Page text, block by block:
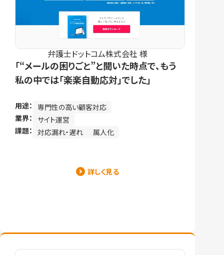
弁護士ドットコム株式会社 様
「“メールの困りごと”と聞いた時点で、もう
私の中では「楽楽自動応対」でした」
用途： 専門性の高い顧客対応
業界：
サイト運営
課題： 対応漏れ・遅れ 属人化
詳しく見る